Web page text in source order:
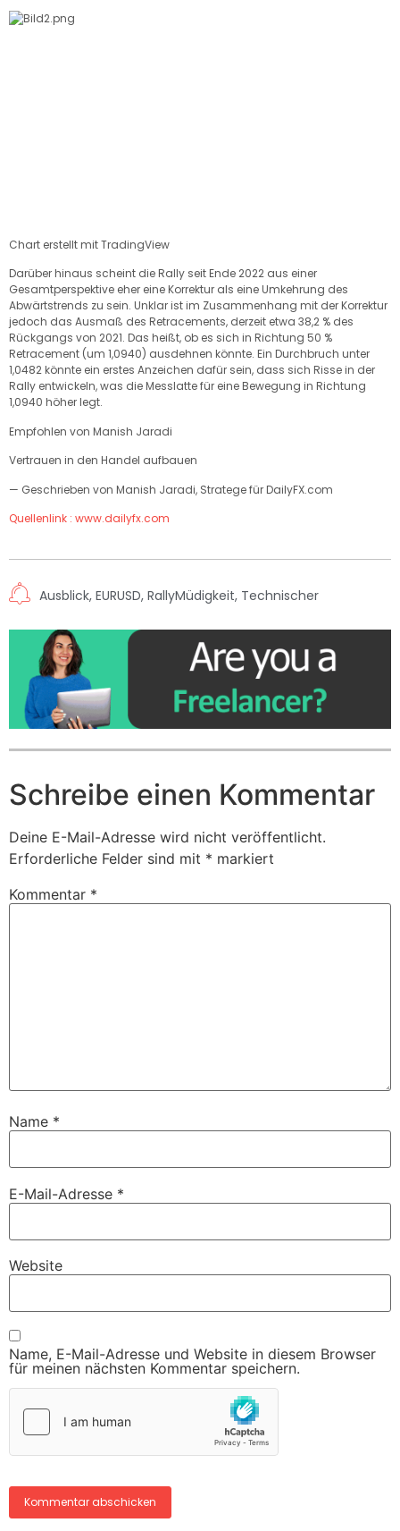
Chart erstellt mit TradingView
Darüber hinaus scheint die Rally seit Ende 2022 aus einer
Gesamtperspektive eher eine Korrektur als eine Umkehrung des
Abwärtstrends zu sein. Unklar ist im Zusammenhang mit der Korrektur
jedoch das Ausmaß des Retracements, derzeit etwa 38,2 % des
Rückgangs von 2021. Das heißt, ob es sich in Richtung 50 %
Retracement (um 1,0940) ausdehnen könnte. Ein Durchbruch unter
1,0482 könnte ein erstes Anzeichen dafür sein, dass sich Risse in der
Rally entwickeln, was die Messlatte für eine Bewegung in Richtung
1,0940 höher legt.
Empfohlen von Manish Jaradi
Vertrauen in den Handel aufbauen
— Geschrieben von Manish Jaradi, Stratege für DailyFX.com
Quellenlink : www.dailyfx.com
Ausblick, EURUSD, RallyMüdigkeit, Technischer
Schreibe einen Kommentar
Deine E-Mail-Adresse wird nicht veröffentlicht.
Erforderliche Felder sind mit * markiert
Kommentar *
Name *
E-Mail-Adresse *
Website
Name, E-Mail-Adresse und Website in diesem Browser
für meinen nächsten Kommentar speichern.